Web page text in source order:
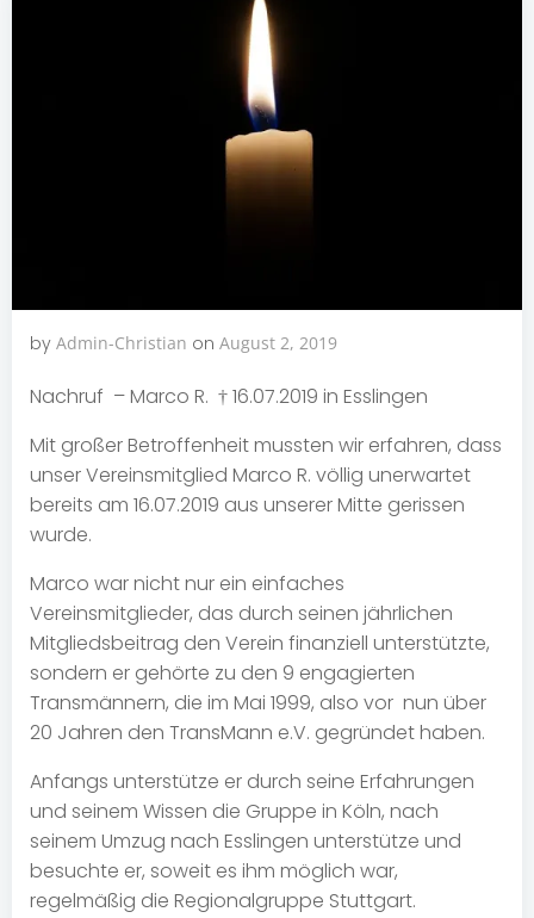
by Admin-Christian on August 2, 2019
Nachruf – Marco R. † 16.07.2019 in Esslingen
Mit großer Betroffenheit mussten wir erfahren, dass
unser Vereinsmitglied Marco R. völlig unerwartet
bereits am 16.07.2019 aus unserer Mitte gerissen
wurde.
Marco war nicht nur ein einfaches
Vereinsmitglieder, das durch seinen jährlichen
Mitgliedsbeitrag den Verein finanziell unterstützte,
sondern er gehörte zu den 9 engagierten
Transmännern, die im Mai 1999, also vor nun über
20 Jahren den TransMann e.V. gegründet haben.
Anfangs unterstütze er durch seine Erfahrungen
und seinem Wissen die Gruppe in Köln, nach
seinem Umzug nach Esslingen unterstütze und
besuchte er, soweit es ihm möglich war,
regelmäßig die Regionalgruppe Stuttgart.